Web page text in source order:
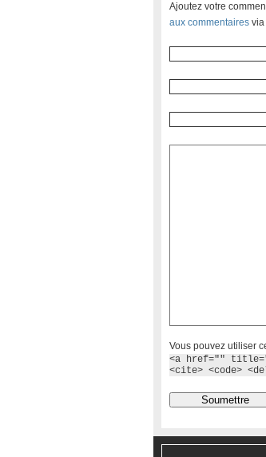
Ajoutez votre
aux commentaires via
Vous pouvez utiliser
<a href=""
<cite> <code>